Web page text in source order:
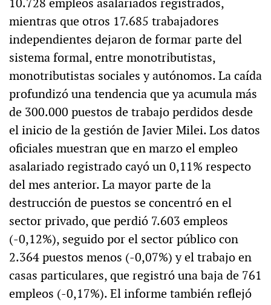
mientras que otros 17.685 trabajadores
independientes dejaron de formar parte del
sistema formal, entre monotributistas,
monotributistas sociales y autónomos. La caída
profundizó una tendencia que ya acumula más
de 300.000 puestos de trabajo perdidos desde
el inicio de la gestión de Javier Milei. Los datos
oficiales muestran que en marzo el empleo
asalariado registrado cayó un 0,11% respecto
del mes anterior. La mayor parte de la
destrucción de puestos se concentró en el
sector privado, que perdió 7.603 empleos
(-0,12%), seguido por el sector público con
2.364 puestos menos (-0,07%) y el trabajo en
casas particulares, que registró una baja de 761
empleos (-0,17%). El informe también reflejó